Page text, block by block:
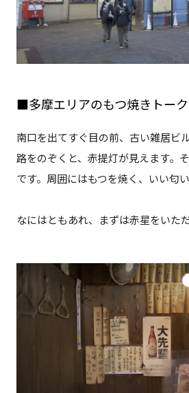
■多摩エリアのもつ焼きトー
南口を出てすぐ目の前、古い雑居ビ
路をのぞくと、赤提灯が見えます。
です。周囲にはもつを焼く、いい匂
なにはともあれ、まずは赤星をいた